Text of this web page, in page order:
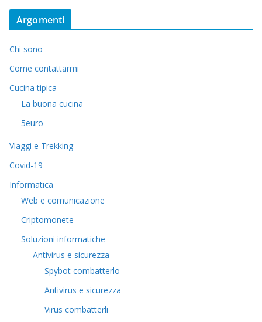
Argomenti
Chi sono
Come contattarmi
Cucina tipica
La buona cucina
5euro
Viaggi e Trekking
Covid-19
Informatica
Web e comunicazione
Criptomonete
Soluzioni informatiche
Antivirus e sicurezza
Spybot combatterlo
Antivirus e sicurezza
Virus combatterli